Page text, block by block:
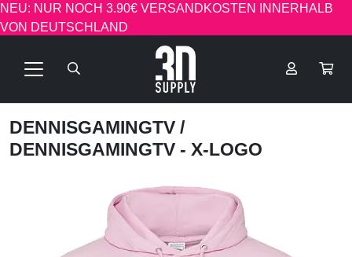
NEU: NUR NOCH 3.90€ VERSANDKOSTEN INNERHALB
VON DEUTSCHLAND
DENNISGAMINGTV /
DENNISGAMINGTV - X-LOGO